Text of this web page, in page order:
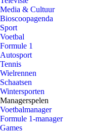
Media & Cultuur
Bioscoopagenda
Sport
Voetbal
Formule 1
Autosport
Tennis
Wielrennen
Schaatsen
Wintersporten
Managerspelen
Voetbalmanager
Formule 1-manager
Games